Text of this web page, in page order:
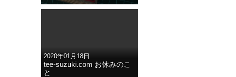
2020年01月18日
tee-suzuki.com お休みのこ
と